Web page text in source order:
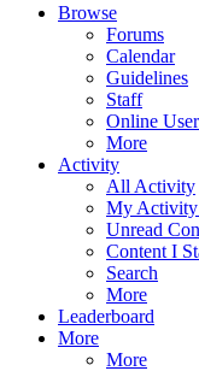
Browse
Forums
Calendar
Guidelines
Staff
Online
More
Activity
All Activity
My Activity
Unread
Content I
Search
More
Leaderboard
More
More